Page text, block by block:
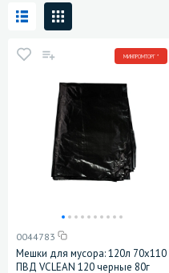
МИНПРОМТОРГ *
0044783
Мешки для мусора: 120л 70х110
ПВД VCLEAN 120 черные 80г